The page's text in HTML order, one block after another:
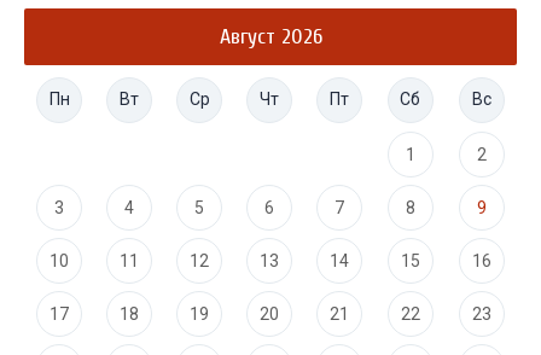
Август 2026
Пн Вт Ср Чт Пт Сб Вс
1 2
3 4 5 6 7 8 9
10 11 12 13 14 15 16
17 18 19 20 21 22 23